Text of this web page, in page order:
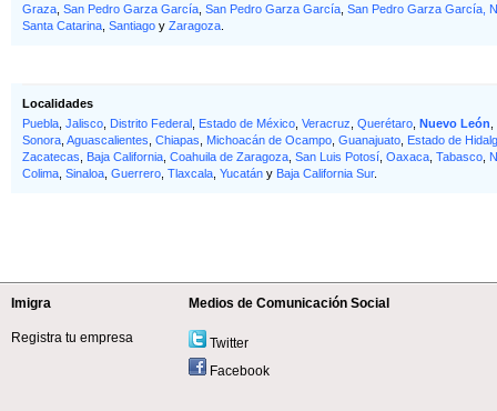
Graza San Pedro Garza García San Pedro Garza García San Pedro Garza García,
Santa Catarina Santiago y Zaragoza
Localidades
Puebla Jalisco Distrito Federal Estado de México Veracruz Querétaro Nuevo León
Sonora Aguascalientes Chiapas Michoacán de Ocampo Guanajuato Estado de
Zacatecas
Baja California Coahuila de Zaragoza San Luis Potosí Oaxaca Tabasco
Colima Sinaloa Guerrero Tlaxcala Yucatán y Baja California Sur.
Imigra
Registra tu empresa
Medios de Comunicación Social
Twitter
Facebook